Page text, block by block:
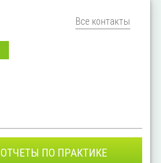
Все контакты
ОТЧЕТЫ ПО ПРАКТИКЕ